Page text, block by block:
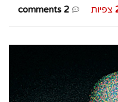
צפיות 2 comments